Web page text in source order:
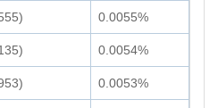
0.0055%
0.0054%
0.0053%